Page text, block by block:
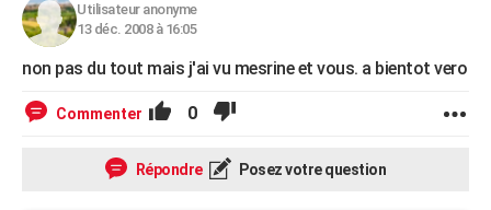
Utilisateur anonyme
13 déc. 2008 à 16:05
non pas du tout mais j'ai vu mesrine et vous. a bientot vero
Commenter 0
Répondre Posez votre question